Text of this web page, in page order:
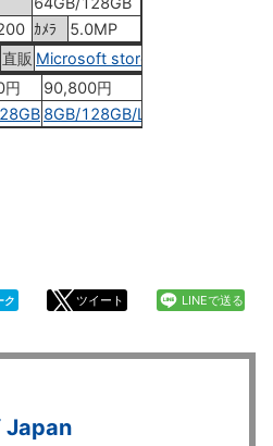
ｶﾒﾗ
5.0MP
直販 Microsoft store
円
90,800円
8GB/128GB/LTE
ク ツイート LINEで送る
Japan